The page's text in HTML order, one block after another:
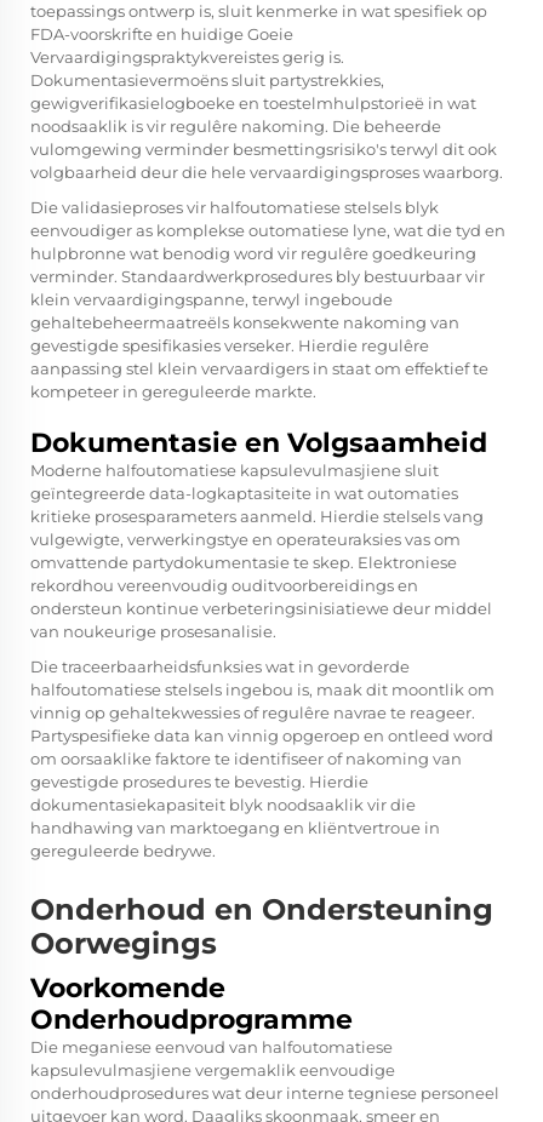
toepassings ontwerp is, sluit kenmerke in wat spesifiek op
FDA-voorskrifte en huidige Goeie
Vervaardigingspraktykvereistes gerig is.
Dokumentasievermoëns sluit partystrekkies,
gewigverifikasielogboeke en toestelmhulpstorieë in wat
noodsaaklik is vir regulêre nakoming. Die beheerde
vulomgewing verminder besmettingsrisiko's terwyl dit ook
volgbaarheid deur die hele vervaardigingsproses waarborg.
Die validasieproses vir halfoutomatiese stelsels blyk
eenvoudiger as komplekse outomatiese lyne, wat die tyd en
hulpbronne wat benodig word vir regulêre goedkeuring
verminder. Standaardwerkprosedures bly bestuurbaar vir
klein vervaardigingspanne, terwyl ingeboude
gehaltebeheermaatreëls konsekwente nakoming van
gevestigde spesifikasies verseker. Hierdie regulêre
aanpassing stel klein vervaardigers in staat om effektief te
kompeteer in gereguleerde markte.
Dokumentasie en Volgsaamheid
Moderne halfoutomatiese kapsulevulmasjiene sluit
geïntegreerde data-logkaptasiteite in wat outomaties
kritieke prosesparameters aanmeld. Hierdie stelsels vang
vulgewigte, verwerkingstye en operateuraksies vas om
omvattende partydokumentasie te skep. Elektroniese
rekordhou vereenvoudig ouditvoorbereidings en
ondersteun kontinue verbeteringsinisiatiewe deur middel
van noukeurige prosesanalisie.
Die traceerbaarheidsfunksies wat in gevorderde
halfoutomatiese stelsels ingebou is, maak dit moontlik om
vinnig op gehaltekwessies of regulêre navrae te reageer.
Partyspesifieke data kan vinnig opgeroep en ontleed word
om oorsaaklike faktore te identifiseer of nakoming van
gevestigde prosedures te bevestig. Hierdie
dokumentasiekapasiteit blyk noodsaaklik vir die
handhawing van marktoegang en kliëntvertroue in
gereguleerde bedrywe.
Onderhoud en Ondersteuning
Oorwegings
Voorkomende
Onderhoudprogramme
Die meganiese eenvoud van halfoutomatiese
kapsulevulmasjiene vergemaklik eenvoudige
onderhoudprosedures wat deur interne tegniese personeel
uitgevoer kan word. Daagliks skoonmaak, smeer en